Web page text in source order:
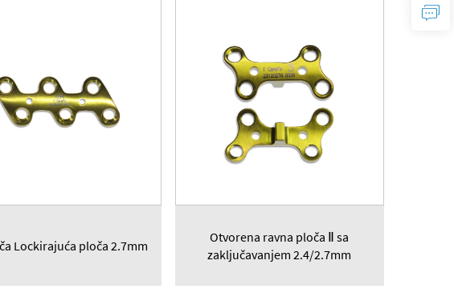
Lockirajuća ploča 2.7mm
Otvorena ravna ploča Ⅱ sa
zaključavanjem 2.4/2.7mm